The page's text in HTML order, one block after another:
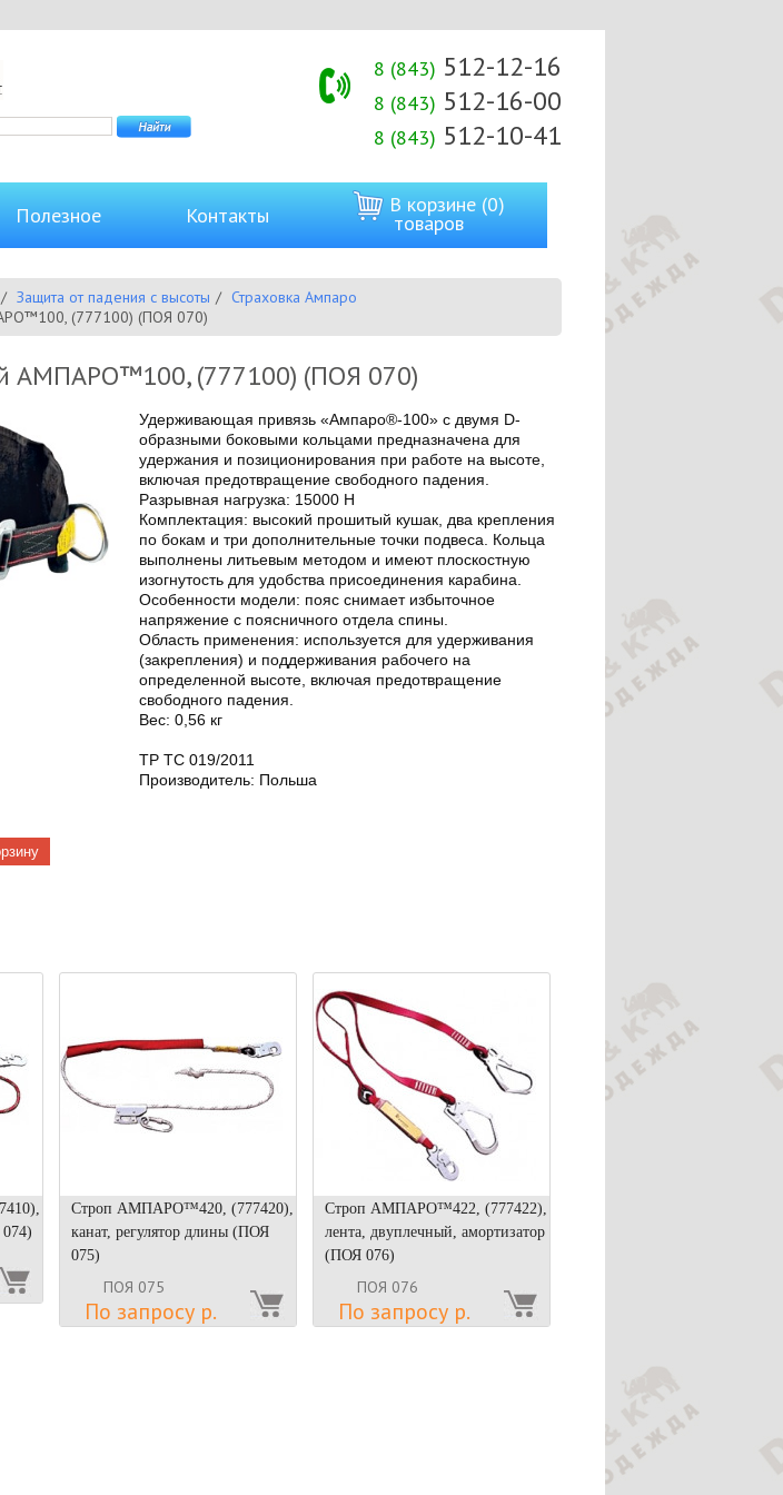
8 (843) 512-12-16
8 (843) 512-16-00
8 (843) 512-10-41
Полезное Контакты В корзине (0)
товаров
Защита от падения с высоты
Страховка Ампаро
(777100) (ПОЯ 070)
АМПАРО™100, (777100) (ПОЯ 070)
Удерживающая привязь «Ампаро®-100» с двумя D-
образными боковыми кольцами предназначена для
удержания и позиционирования при работе на высоте,
включая предотвращение свободного падения.
Разрывная нагрузка: 15000 Н
Комплектация: высокий прошитый кушак, два крепления
по бокам и три дополнительные точки подвеса. Кольца
выполнены литьевым методом и имеют плоскостную
изогнутость для удобства присоединения карабина.
Особенности модели: пояс снимает избыточное
напряжение с поясничного отдела спины.
Область применения: используется для удерживания
(закрепления) и поддерживания рабочего на
определенной высоте, включая предотвращение
свободного падения.
Вес: 0,56 кг
TP ТС 019/2011
Производитель: Польша
Строп АМПАРО™420, (777420),
канат, регулятор длины (ПОЯ
075)
ПОЯ 075
По запросу р.
Строп АМПАРО™422, (777422),
лента, двуплечный, амортизатор
(ПОЯ 076)
ПОЯ 076
По запросу р.